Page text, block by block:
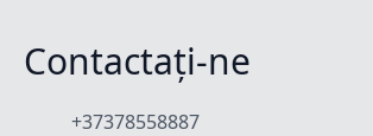
Contactați-ne
+37378558887